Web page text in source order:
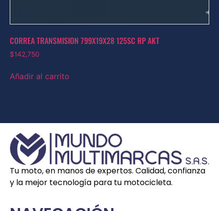
CORREA TRANSMISION 799X19X28 125SC RP AKT
$142,750
Añadir al carrito
Tu moto, en manos de expertos. Calidad, confianza
y la mejor tecnología para tu motocicleta.